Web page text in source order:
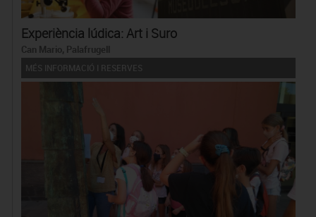
Experiència lúdica: Art i Suro
Can Mario, Palafrugell
MÉS INFORMACIÓ I RESERVES